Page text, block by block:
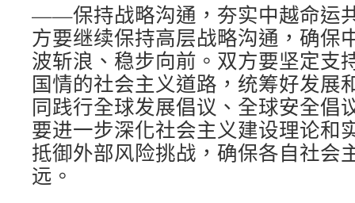
——保持战略沟通，夯实中越命运
方要继续保持高层战略沟通，确保
波斩浪、稳步向前。双方要坚定支
国情的社会主义道路，统筹好发展
同践行全球发展倡议、全球安全倡
要进一步深化社会主义建设理论和
抵御外部风险挑战，确保各自社会
远。